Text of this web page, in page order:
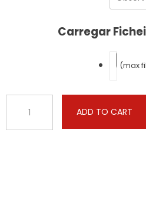
Carregar
(max
3
ADD TO CART